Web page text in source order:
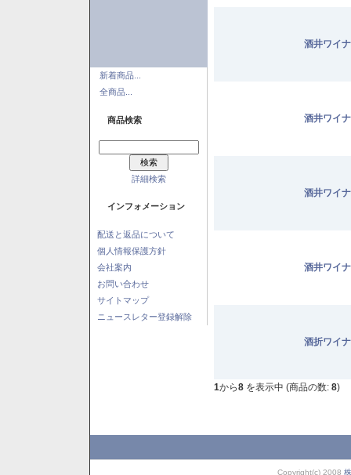
新着商品...
全商品...
商品検索
詳細検索
インフォメーション
配送と返品について
個人情報保護方針
会社案内
お問い合わせ
サイトマップ
ニュースレター登録解除
酒井ワイ
酒井ワイ
酒井ワイ
酒井ワイ
酒折ワイ
1から8 を表示中 (商品の数: 8)
Copyright(c) 2008